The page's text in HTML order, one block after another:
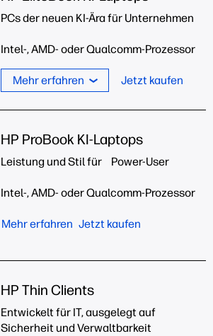
PCs der neuen KI-Ära für Unternehmen
Intel-, AMD- oder Qualcomm-Prozessor
Mehr erfahren Jetzt kaufen
HP ProBook KI-Laptops
Leistung und Stil für Power-User
Intel-, AMD- oder Qualcomm-Prozessor
Mehr erfahren Jetzt kaufen
HP Thin Clients
Entwickelt für IT, ausgelegt auf
Sicherheit und Verwaltbarkeit